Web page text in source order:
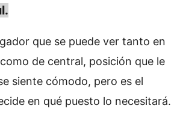
que se puede ver tanto en
de central, posición que le
siente cómodo, pero es el
en qué puesto lo necesitará.